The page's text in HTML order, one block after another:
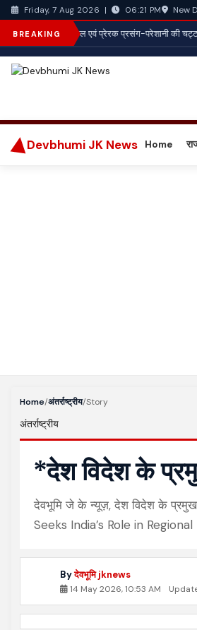
Friday, 7 Aug 2026 | 06:21 PM New
BREAKING
*आज आपका राशिफल एवं प्रेरक प्रसंग-परेशानी की चट्टान*
Devbhumi JK News Home
Home/अंतर्राष्ट्रीय/Story
अंतर्राष्ट्रीय
*देश विदेश के
देवभूमि जे के न्यूज़, देश विदेश के
Seeks India’s Role in
Byदेवभूमि jknews
14 May 2026, 10:53 AM